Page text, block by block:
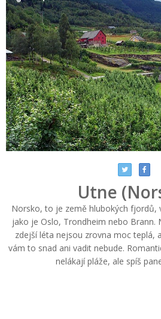
Utne
Norsko, to je země hlubokých fjordů,
jako je Oslo, Trondheim nebo Brann.
zdejší léta nejsou zrovna moc teplá,
vám to snad ani vadit nebude.
nelákají pláže, ale spíš